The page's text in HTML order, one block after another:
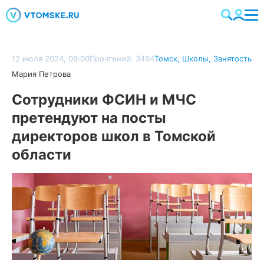
12 июля 2024, 09:00Прочтений: 3494Томск, Школы, Занятость
Мария Петрова
Сотрудники ФСИН и МЧС
претендуют на посты
директоров школ в Томской
области